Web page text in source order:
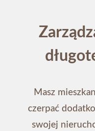
Masz
czerpać
swojej